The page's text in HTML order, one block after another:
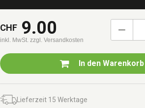
CHF 9.00
inkl. MwSt. zzgl. Versandkosten
In den Warenkorb
Lieferzeit 15 Werktage